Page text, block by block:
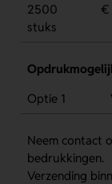
2500
stuks
€
Optie 1
Neem contact
bedrukkingen.
Verzending